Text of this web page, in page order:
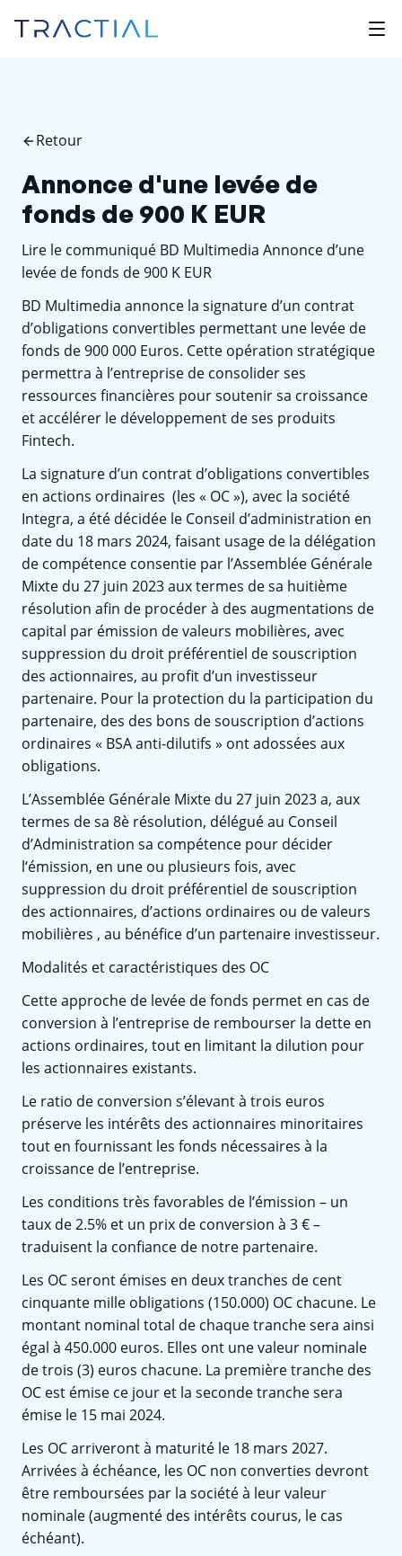
Retour
Annonce d'une levée de
fonds de 900 K EUR
Lire le communiqué BD Multimedia Annonce d’une
levée de fonds de 900 K EUR
BD Multimedia annonce la signature d’un contrat
d’obligations convertibles permettant une levée de
fonds de 900 000 Euros. Cette opération stratégique
permettra à l’entreprise de consolider ses
ressources financières pour soutenir sa croissance
et accélérer le développement de ses produits
Fintech.
La signature d’un contrat d’obligations convertibles
en actions ordinaires (les « OC »), avec la société
Integra, a été décidée le Conseil d’administration en
date du 18 mars 2024, faisant usage de la délégation
de compétence consentie par l’Assemblée Générale
Mixte du 27 juin 2023 aux termes de sa huitième
résolution afin de procéder à des augmentations de
capital par émission de valeurs mobilières, avec
suppression du droit préférentiel de souscription
des actionnaires, au profit d’un investisseur
partenaire. Pour la protection du la participation du
partenaire, des des bons de souscription d’actions
ordinaires « BSA anti-dilutifs » ont adossées aux
obligations.
L’Assemblée Générale Mixte du 27 juin 2023 a, aux
termes de sa 8è résolution, délégué au Conseil
d’Administration sa compétence pour décider
l‘émission, en une ou plusieurs fois, avec
suppression du droit préférentiel de souscription
des actionnaires, d’actions ordinaires ou de valeurs
mobilières , au bénéfice d’un partenaire investisseur.
Modalités et caractéristiques des OC
Cette approche de levée de fonds permet en cas de
conversion à l’entreprise de rembourser la dette en
actions ordinaires, tout en limitant la dilution pour
les actionnaires existants.
Le ratio de conversion s’élevant à trois euros
préserve les intérêts des actionnaires minoritaires
tout en fournissant les fonds nécessaires à la
croissance de l’entreprise.
Les conditions très favorables de l’émission – un
taux de 2.5% et un prix de conversion à 3 € –
traduisent la confiance de notre partenaire.
Les OC seront émises en deux tranches de cent
cinquante mille obligations (150.000) OC chacune. Le
montant nominal total de chaque tranche sera ainsi
égal à 450.000 euros. Elles ont une valeur nominale
de trois (3) euros chacune. La première tranche des
OC est émise ce jour et la seconde tranche sera
émise le 15 mai 2024.
Les OC arriveront à maturité le 18 mars 2027.
Arrivées à échéance, les OC non converties devront
être remboursées par la société à leur valeur
nominale (augmenté des intérêts courus, le cas
échéant).